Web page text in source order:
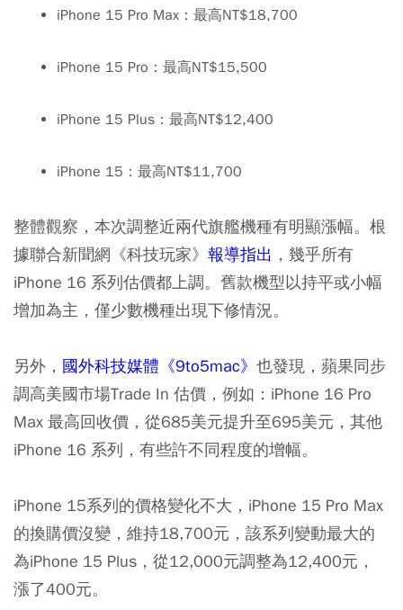
iPhone 15 Pro Max：最高NT$18,700
iPhone 15 Pro：最高NT$15,500
iPhone 15 Plus：最高NT$12,400
iPhone 15：最高NT$11,700
整體觀察，本次調整近兩代旗艦機種有明顯漲幅。根
據聯合新聞網《科技玩家》 報導指出 ，幾乎所有
iPhone 16 系列估價都上調。舊款機型以持平或小幅
增加為主，僅少數機種出現下修情況。
另外， 國外科技媒體《9to5mac》 也發現，蘋果同步
調高美國市場Trade In 估價，例如：iPhone 16 Pro
Max 最高回收價，從685美元提升至695美元，其他
iPhone 16 系列，有些許不同程度的增幅。
iPhone 15系列的價格變化不大，iPhone 15 Pro Max
的換購價沒變，維持18,700元，該系列變動最大的
為iPhone 15 Plus，從12,000元調整為12,400元，
漲了400元。